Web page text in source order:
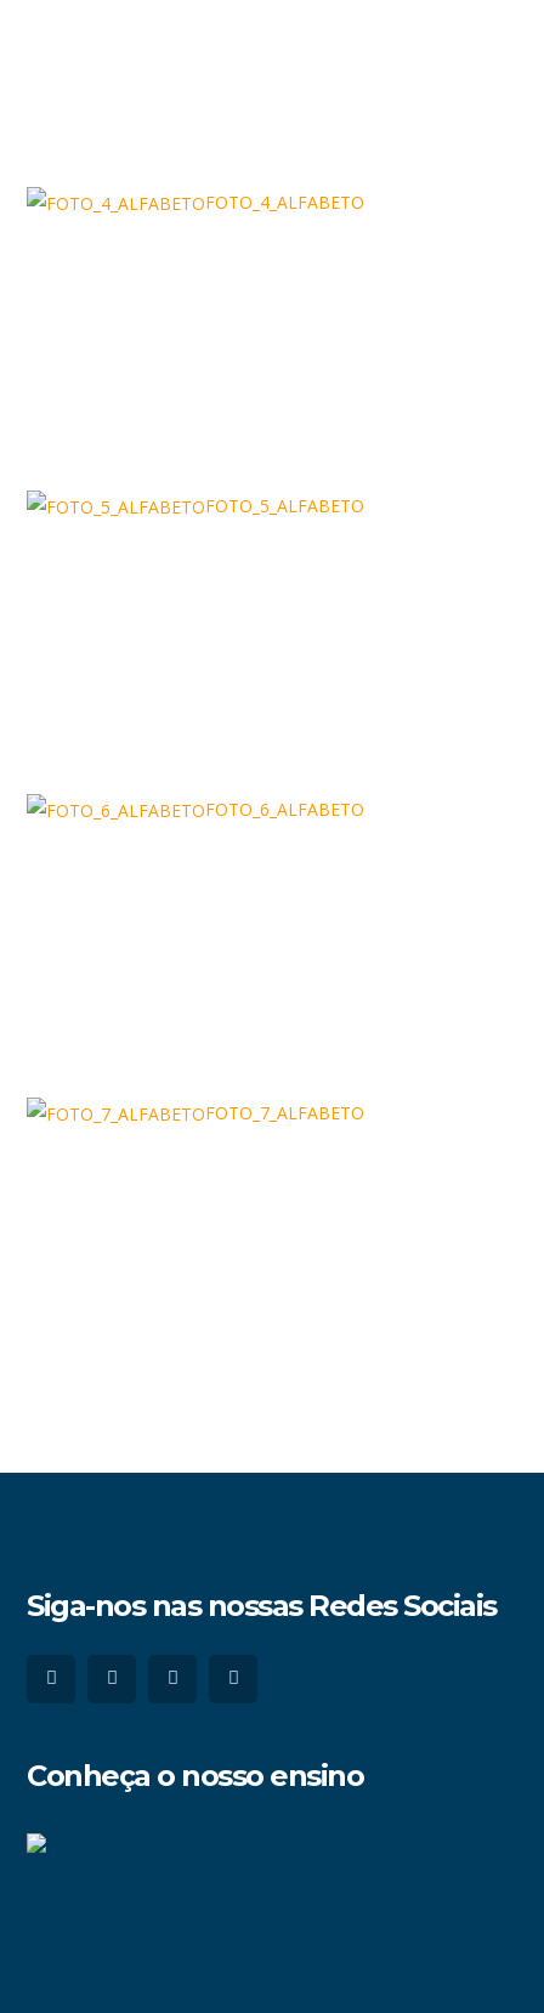
FOTO_4_ALFABETO
FOTO_5_ALFABETO
FOTO_6_ALFABETO
FOTO_7_ALFABETO
Siga-nos nas nossas Redes Sociais
Conheça o nosso ensino